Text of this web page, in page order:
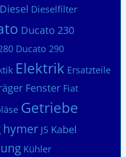
Diesel Dieselfilter
Ducato 230
Ducato 290
Elektrik Ersatzteile
Fenster Fiat
Getriebe
hymer J5 Kabel
Kühler